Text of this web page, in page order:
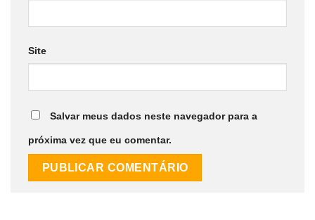
Site
Salvar meus dados neste navegador para a
próxima vez que eu comentar.